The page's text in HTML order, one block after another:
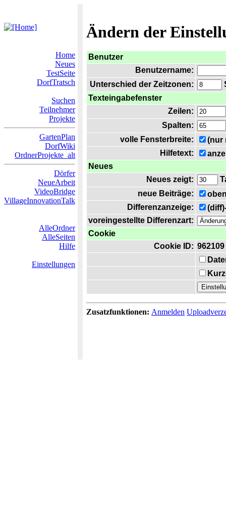
Ändern der
Home
Neues
TestSeite
DorfTratsch
Suchen
Teilnehmer
Projekte
GartenPlan
DorfWiki
OrdnerProjekte_alt
Dörfer
NeueArbeit
VideoBridge
VillageInnovationTalk
AlleOrdner
AlleSeiten
Hilfe
Einstellungen
Benutzer
Benutzername:
Unterschied der Zeitzonen:
Texteingabefenster
Zeilen:
Spalten:
volle Fensterbreite:
(nur
Hilfetext:
Neues
Neues zeigt:
neue Beiträge:
Differenzanzeige:
voreingestellte Differenzart:
Cookie
Cookie ID: 962109
Zusatzfunktionen: Anmelden